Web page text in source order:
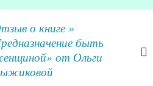
о книге »
быть
от Ольги